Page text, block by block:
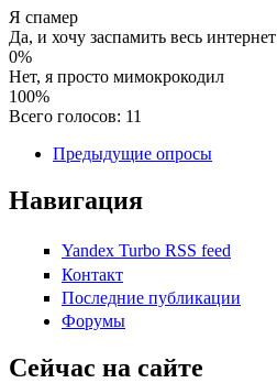
Я спамер
Да, и хочу заспамить весь интернет
0%
Нет, я просто мимокрокодил
100%
Всего голосов: 11
Предыдущие опросы
Навигация
Yandex Turbo RSS feed
Контакт
Последние публикации
Форумы
Сейчас на сайте